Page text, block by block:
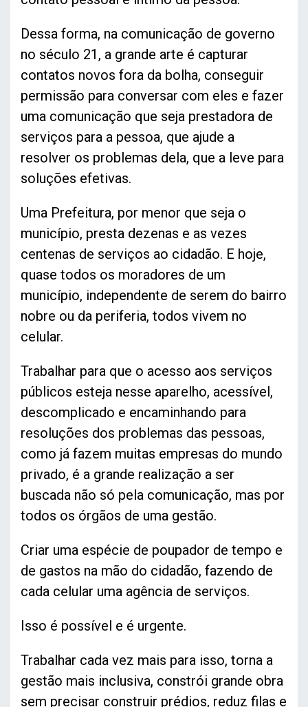
Dessa forma, na comunicação de governo
no século 21, a grande arte é capturar
contatos novos fora da bolha, conseguir
permissão para conversar com eles e fazer
uma comunicação que seja prestadora de
serviços para a pessoa, que ajude a
resolver os problemas dela, que a leve para
soluções efetivas.
Uma Prefeitura, por menor que seja o
município, presta dezenas e as vezes
centenas de serviços ao cidadão. E hoje,
quase todos os moradores de um
município, independente de serem do bairro
nobre ou da periferia, todos vivem no
celular.
Trabalhar para que o acesso aos serviços
públicos esteja nesse aparelho, acessível,
descomplicado e encaminhando para
resoluções dos problemas das pessoas,
como já fazem muitas empresas do mundo
privado, é a grande realização a ser
buscada não só pela comunicação, mas por
todos os órgãos de uma gestão.
Criar uma espécie de poupador de tempo e
de gastos na mão do cidadão, fazendo de
cada celular uma agência de serviços.
Isso é possível e é urgente.
Trabalhar cada vez mais para isso, torna a
gestão mais inclusiva, constrói grande obra
sem precisar construir prédios, reduz filas e